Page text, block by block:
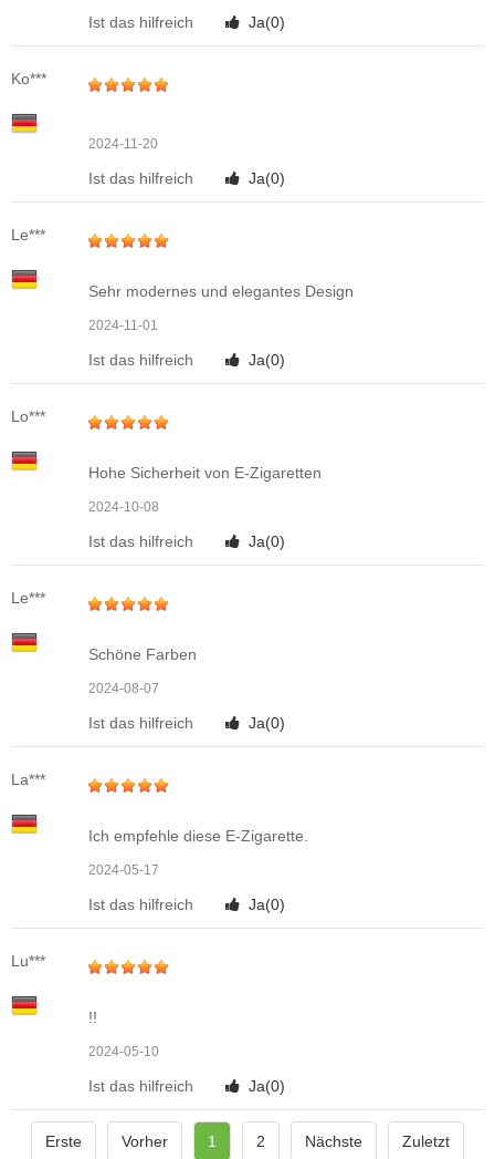
Ist das hilfreich Ja(0)
Ko***
2024-11-20
Ist das hilfreich Ja(0)
Le***
Sehr modernes und elegantes Design
2024-11-01
Ist das hilfreich Ja(0)
Lo***
Hohe Sicherheit von E-Zigaretten
2024-10-08
Ist das hilfreich Ja(0)
Le***
Schöne Farben
2024-08-07
Ist das hilfreich Ja(0)
La***
Ich empfehle diese E-Zigarette.
2024-05-17
Ist das hilfreich Ja(0)
Lu***
!!
2024-05-10
Ist das hilfreich Ja(0)
Erste Vorher 1 2 Nächste Zuletzt